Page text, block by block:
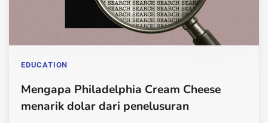
EDUCATION
Mengapa Philadelphia Cream Cheese
menarik dolar dari penelusuran